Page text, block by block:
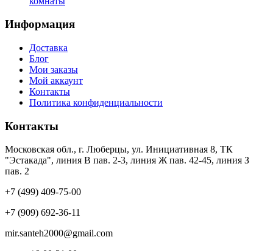
Информация
Доставка
Блог
Мои заказы
Мой аккаунт
Контакты
Политика конфиденциальности
Контакты
Московская обл., г. Люберцы, ул. Инициативная 8, ТК
"Эстакада", линия В пав. 2-3, линия Ж пав. 42-45, линия З
пав. 2
+7 (499) 409-75-00
+7 (909) 692-36-11
mir.santeh2000@gmail.com